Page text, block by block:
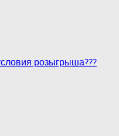
розыгрыша???